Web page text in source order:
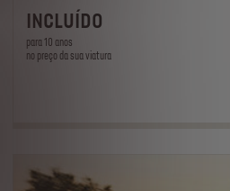
INCLUÍDO
para 10 anos
no preço da sua viatura